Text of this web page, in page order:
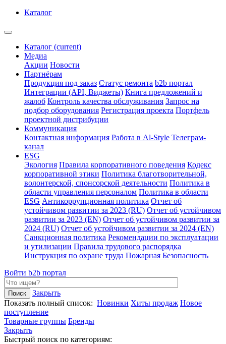
Каталог
Каталог (current)
Медиа
Акции Новости
Партнёрам
Продукция под заказ Статус ремонта b2b портал
Интеграции (API, Виджеты) Книга предложений и
жалоб Контроль качества обслуживания Запрос на
подбор оборудования Регистрация проекта Портфель
проектной дистрибуции
Коммуникация
Контактная информация Работа в Al-Style Телеграм-
канал
ESG
Экология Правила корпоративного поведения Кодекс
корпоративной этики Политика благотворительной,
волонтерской, спонсорской деятельности Политика в
области управления персоналом Политика в области
ESG Антикоррупционная политика Отчет об
устойчивом развитии за 2023 (RU) Отчет об устойчивом
развитии за 2023 (EN) Отчет об устойчивом развитии за
2024 (RU) Отчет об устойчивом развитии за 2024 (EN)
Санкционная политика Рекомендации по эксплуатации
и утилизации Правила трудового распорядка
Инструкция по охране труда Пожарная Безопасность
Войти b2b портал
Закрыть
Показать полный список: Новинки Хиты продаж Новое
поступление
Товарные группы Бренды
Закрыть
Быстрый поиск по категориям: